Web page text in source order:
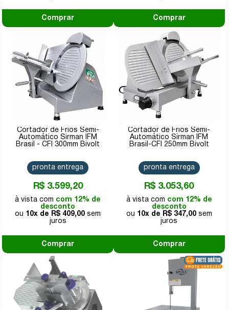
Comprar Comprar
Cortador de Frios Semi-
Automático Sirman IFM
Brasil - CFI 300mm Bivolt
R$ 3.599,20
com 12% de
desconto
10x de
R$ 409,00
pronta entrega
Comprar
Cortador de Frios Semi-
Automático Sirman IFM
Brasil-CFI 250mm Bivolt
R$ 3.053,60
com 12% de
desconto
10x de
R$ 347,00
pronta entrega
Comprar